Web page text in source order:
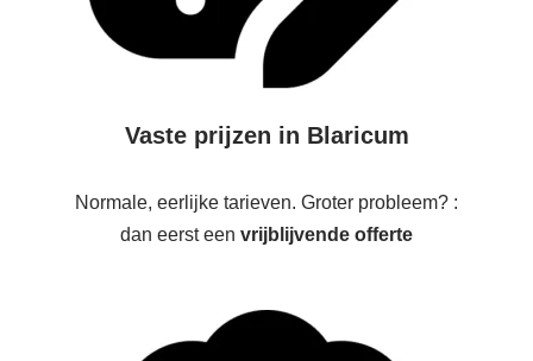
Vaste prijzen in Blaricum
Normale, eerlijke tarieven. Groter probleem? :
dan eerst een vrijblijvende offerte